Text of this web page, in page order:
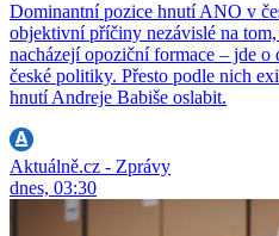
Dominantní pozice hnutí ANO v
objektivní příčiny nezávislé na
nacházejí opoziční formace – jde
české politiky. Přesto podle nich
hnutí Andreje Babiše oslabit.
Aktuálně.cz - Zprávy
dnes, 03:30